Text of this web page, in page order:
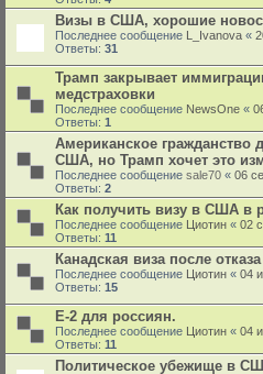
Визы в США, хорошие
Последнее сообщение L_Ivanova «
Ответы: 31
Трамп закрывает
медстраховки
Последнее сообщение NewsOne «
Ответы: 1
Американское
США, но Трамп хочет это
Последнее сообщение sale70 « 06
Ответы: 2
Как получить визу в США в
Последнее сообщение Циотин « 02
Ответы: 11
Канадская виза после
Последнее сообщение Циотин « 04
Ответы: 15
Е-2 для россиян.
Последнее сообщение Циотин « 04
Ответы: 11
Политическое убежище в